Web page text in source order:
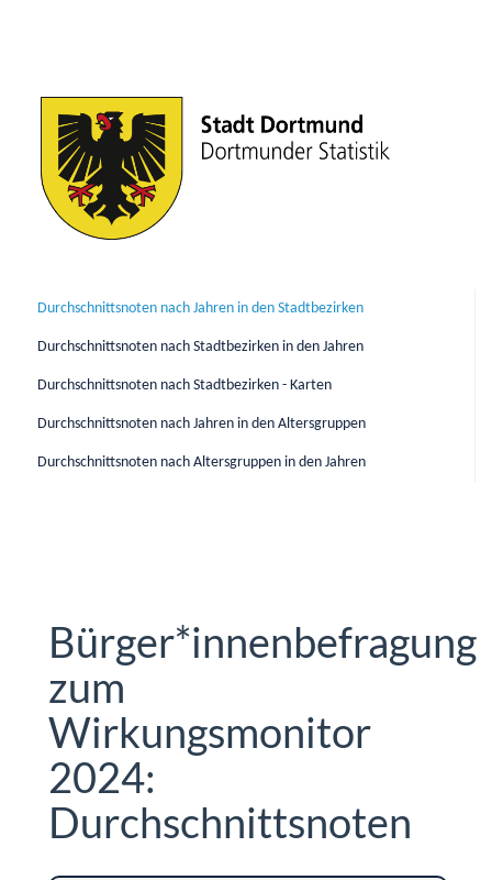
Durchschnittsnoten nach Jahren in den Stadtbezirken
Durchschnittsnoten nach Stadtbezirken in den Jahren
Durchschnittsnoten nach Stadtbezirken - Karten
Durchschnittsnoten nach Jahren in den Altersgruppen
Durchschnittsnoten nach Altersgruppen in den Jahren
Bürger*innenbefragung
zum
Wirkungsmonitor
2024:
Durchschnittsnoten